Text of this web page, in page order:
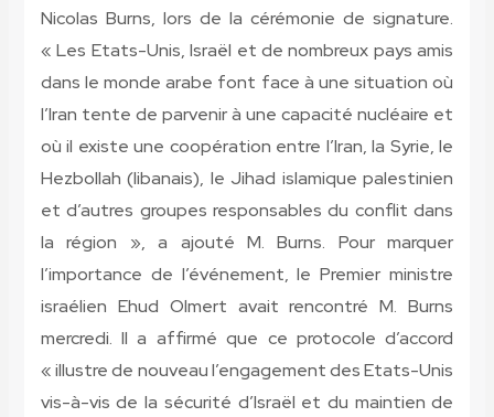
Nicolas Burns, lors de la cérémonie de signature.
« Les Etats-Unis, Israël et de nombreux pays amis
dans le monde arabe font face à une situation où
l’Iran tente de parvenir à une capacité nucléaire et
où il existe une coopération entre l’Iran, la Syrie, le
Hezbollah (libanais), le Jihad islamique palestinien
et d’autres groupes responsables du conflit dans
la région », a ajouté M. Burns. Pour marquer
l’importance de l’événement, le Premier ministre
israélien Ehud Olmert avait rencontré M. Burns
mercredi. Il a affirmé que ce protocole d’accord
« illustre de nouveau l’engagement des Etats-Unis
vis-à-vis de la sécurité d’Israël et du maintien de